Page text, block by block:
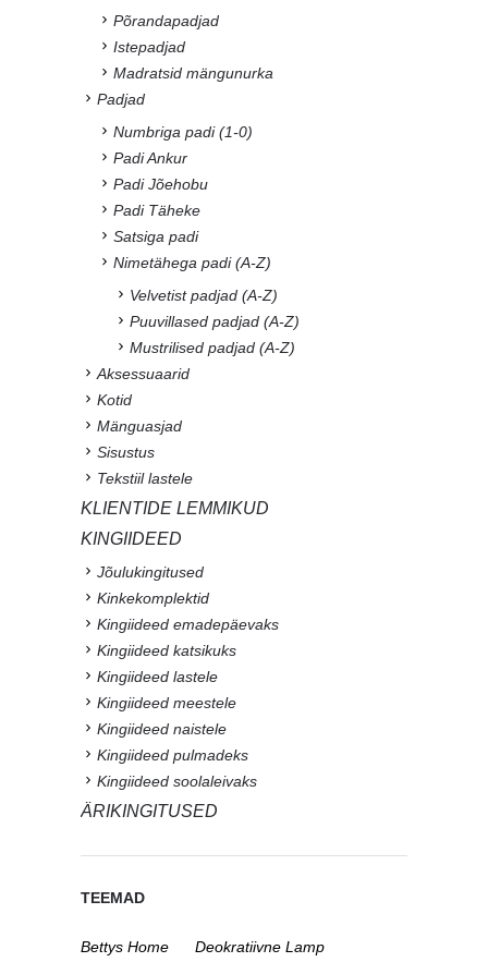
Põrandapadjad
Istepadjad
Madratsid mängunurka
Padjad
Numbriga padi (1-0)
Padi Ankur
Padi Jõehobu
Padi Täheke
Satsiga padi
Nimetähega padi (A-Z)
Velvetist padjad (A-Z)
Puuvillased padjad (A-Z)
Mustrilised padjad (A-Z)
Aksessuaarid
Kotid
Mänguasjad
Sisustus
Tekstiil lastele
KLIENTIDE LEMMIKUD
KINGIIDEED
Jõulukingitused
Kinkekomplektid
Kingiideed emadepäevaks
Kingiideed katsikuks
Kingiideed lastele
Kingiideed meestele
Kingiideed naistele
Kingiideed pulmadeks
Kingiideed soolaleivaks
ÄRIKINGITUSED
TEEMAD
Bettys Home
Deokratiivne Lamp